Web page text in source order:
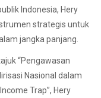
Indonesia, Hery
strategis untuk
jangka panjang.
“Pengawasan
Nasional dalam
Trap”, Hery